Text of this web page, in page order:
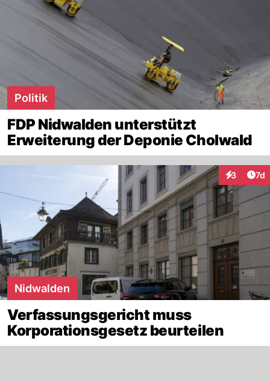
Politik
FDP Nidwalden unterstützt
Erweiterung der Deponie Cholwald
3 7d
Nidwalden
Verfassungsgericht muss
Korporationsgesetz beurteilen